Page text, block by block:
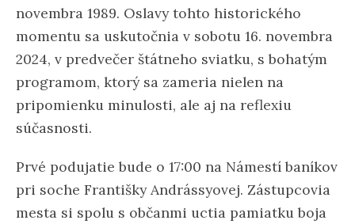
novembra 1989. Oslavy tohto historického
momentu sa uskutočnia v sobotu 16. novembra
2024, v predvečer štátneho sviatku, s bohatým
programom, ktorý sa zameria nielen na
pripomienku minulosti, ale aj na reflexiu
súčasnosti.
Prvé podujatie bude o 17:00 na Námestí baníkov
pri soche Františky Andrássyovej. Zástupcovia
mesta si spolu s občanmi uctia pamiatku boja